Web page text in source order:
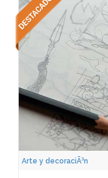
Arte y decoraciÃ³n